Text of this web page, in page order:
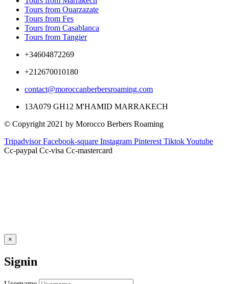
Tours from Ouarzazate
Tours from Fes
Tours from Casablanca
Tours from Tangier
+34604872269
+212670010180
contact@moroccanberbersroaming.com
13A079 GH12 M'HAMID MARRAKECH
© Copyright 2021 by Morocco Berbers Roaming
Tripadvisor Facebook-square Instagram Pinterest TiktokYoutube
Cc-paypal Cc-visa Cc-mastercard
×
Signin